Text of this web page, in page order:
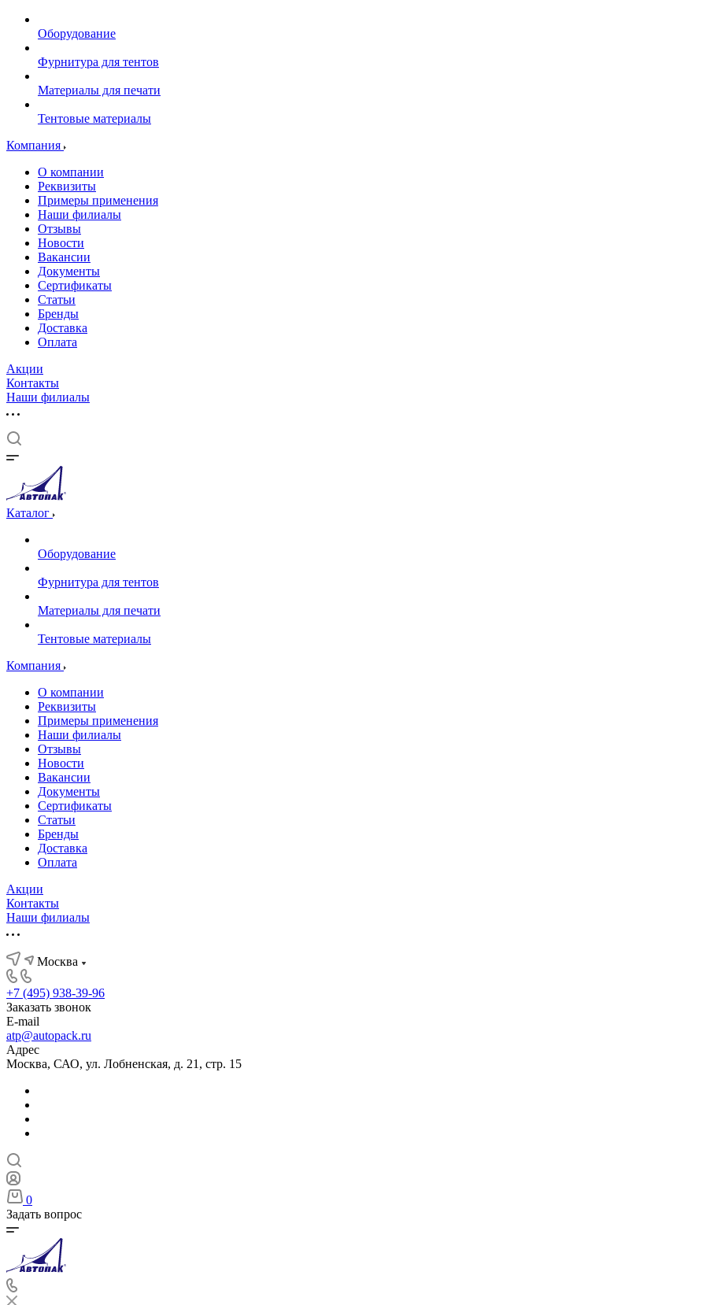
Оборудование
Фурнитура для тентов
Материалы для печати
Тентовые материалы
Компания
О компании
Реквизиты
Примеры применения
Наши филиалы
Отзывы
Новости
Вакансии
Документы
Cертификаты
Статьи
Бренды
Доставка
Оплата
Акции
Контакты
Наши филиалы
Каталог
Оборудование
Фурнитура для тентов
Материалы для печати
Тентовые материалы
Компания
О компании
Реквизиты
Примеры применения
Наши филиалы
Отзывы
Новости
Вакансии
Документы
Cертификаты
Статьи
Бренды
Доставка
Оплата
Акции
Контакты
Наши филиалы
Москва
+7 (495) 938-39-96
Заказать звонок
E-mail
atp@autopack.ru
Адрес
Москва, САО, ул. Лобненская, д. 21, стр. 15
0
Задать вопрос